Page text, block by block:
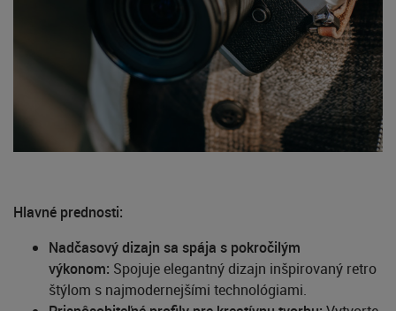
Hlavné prednosti:
Nadčasový dizajn sa spája s pokročilým
výkonom: Spojuje elegantný dizajn inšpirovaný retro
štýlom s najmodernejšími technológiami.